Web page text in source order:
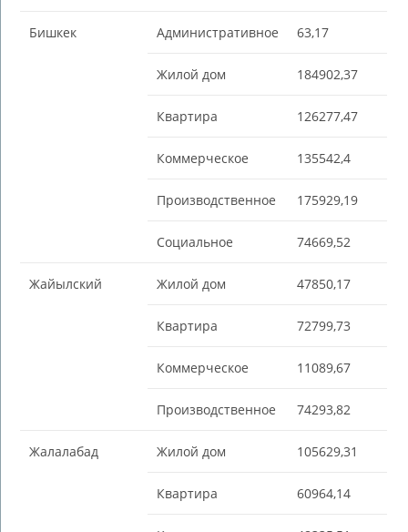
Бишкек Административное 63,17
Жилой дом 184902,37
Квартира 126277,47
Коммерческое 135542,4
Производственное 175929,19
Социальное 74669,52
Жайылский Жилой дом 47850,17
Квартира 72799,73
Коммерческое 11089,67
Производственное 74293,82
Жалалабад Жилой дом 105629,31
Квартира 60964,14